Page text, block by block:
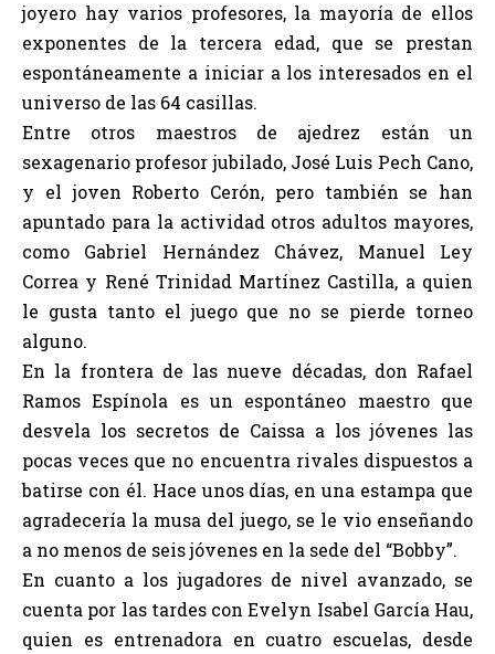
joyero hay varios profesores, la mayoría de ellos
exponentes de la tercera edad, que se prestan
espontáneamente a iniciar a los interesados en el
universo de las 64 casillas.
Entre otros maestros de ajedrez están un
sexagenario profesor jubilado, José Luis Pech Cano,
y el joven Roberto Cerón, pero también se han
apuntado para la actividad otros adultos mayores,
como Gabriel Hernández Chávez, Manuel Ley
Correa y René Trinidad Martínez Castilla, a quien
le gusta tanto el juego que no se pierde torneo
alguno.
En la frontera de las nueve décadas, don Rafael
Ramos Espínola es un espontáneo maestro que
desvela los secretos de Caissa a los jóvenes las
pocas veces que no encuentra rivales dispuestos a
batirse con él. Hace unos días, en una estampa que
agradecería la musa del juego, se le vio enseñando
a no menos de seis jóvenes en la sede del “Bobby”.
En cuanto a los jugadores de nivel avanzado, se
cuenta por las tardes con Evelyn Isabel García Hau,
quien es entrenadora en cuatro escuelas, desde